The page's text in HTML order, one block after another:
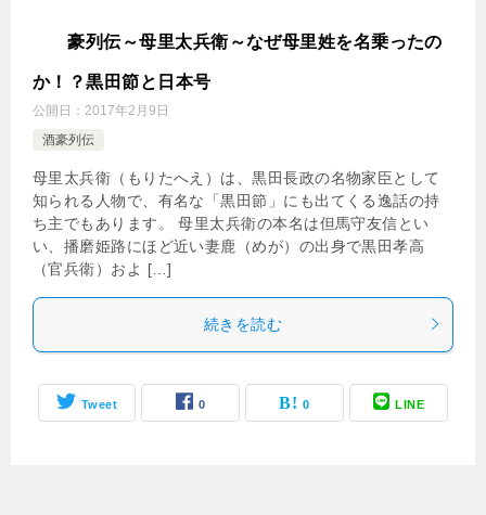
酒豪列伝～母里太兵衛～なぜ母里姓を名乗ったの
か！？黒田節と日本号
公開日： 2017年2月9日
酒豪列伝
母里太兵衛（もりたへえ）は、黒田長政の名物家臣として
知られる人物で、有名な「黒田節」にも出てくる逸話の持
ち主でもあります。 母里太兵衛の本名は但馬守友信とい
い、播磨姫路にほど近い妻鹿（めが）の出身で黒田孝高
（官兵衛）およ […]
続きを読む
Tweet 0 0 LINE